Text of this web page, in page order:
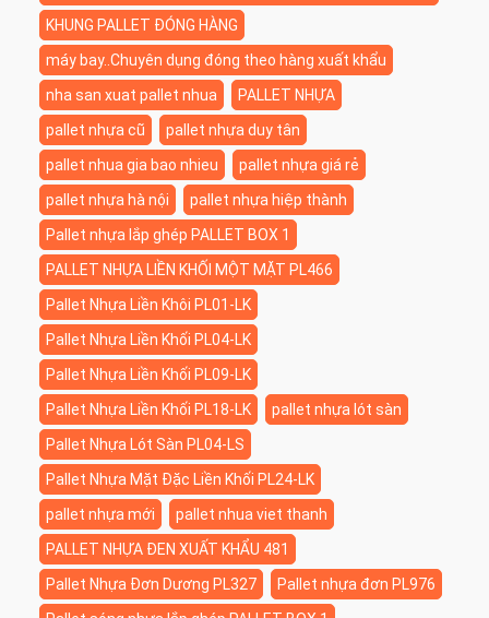
KHUNG PALLET ĐÓNG HÀNG
máy bay..Chuyên dụng đóng theo hàng xuất khẩu
nha san xuat pallet nhua
PALLET NHỰA
pallet nhựa cũ
pallet nhựa duy tân
pallet nhua gia bao nhieu
pallet nhựa giá rẻ
pallet nhựa hà nội
pallet nhựa hiệp thành
Pallet nhựa lắp ghép PALLET BOX 1
PALLET NHỰA LIỀN KHỐI MỘT MẶT PL466
Pallet Nhựa Liền Khôi PL01-LK
Pallet Nhựa Liền Khối PL04-LK
Pallet Nhựa Liền Khối PL09-LK
Pallet Nhựa Liền Khối PL18-LK
pallet nhựa lót sàn
Pallet Nhựa Lót Sàn PL04-LS
Pallet Nhựa Mặt Đặc Liền Khối PL24-LK
pallet nhựa mới
pallet nhua viet thanh
PALLET NHỰA ĐEN XUẤT KHẨU 481
Pallet Nhựa Đơn Dương PL327
Pallet nhựa đơn PL976